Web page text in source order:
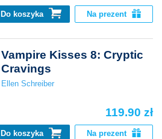
Do koszyka Na prezent
Vampire Kisses 8: Cryptic
Cravings
Ellen Schreiber
119.90 zł
Do koszyka Na prezent